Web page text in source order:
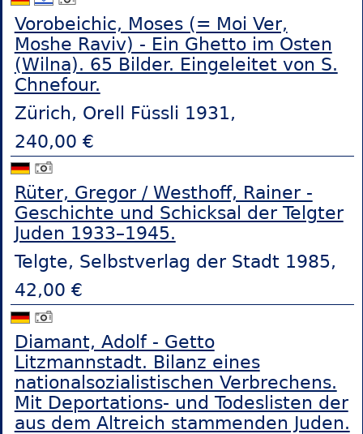
Vorobeichic, Moses (= Moi Ver,
Moshe Raviv) - Ein Ghetto im Osten
(Wilna). 65 Bilder. Eingeleitet von S.
Chnefour.
Zürich, Orell Füssli 1931,
240,00 €
Rüter, Gregor / Westhoff, Rainer -
Geschichte und Schicksal der Telgter
Juden 1933–1945.
Telgte, Selbstverlag der Stadt 1985,
42,00 €
Diamant, Adolf - Getto
Litzmannstadt. Bilanz eines
nationalsozialistischen Verbrechens.
Mit Deportations- und Todeslisten der
aus dem Altreich stammenden Juden.